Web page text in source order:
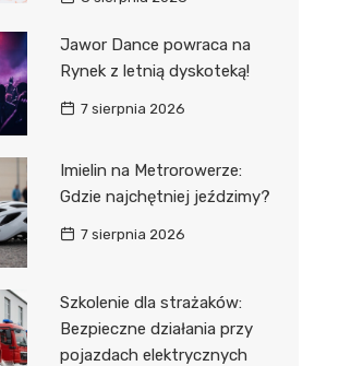
Jawor Dance powraca na
Rynek z letnią dyskoteką!
7 sierpnia 2026
Imielin na Metrorowerze:
Gdzie najchętniej jeździmy?
7 sierpnia 2026
Szkolenie dla strażaków:
Bezpieczne działania przy
pojazdach elektrycznych